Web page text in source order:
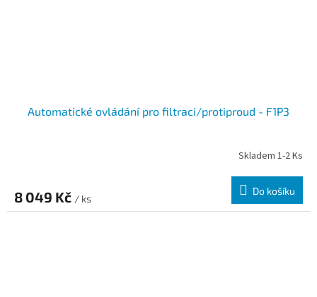
Automatické ovládání pro filtraci/protiproud - F1P3
Skladem 1-2 Ks
8 049 Kč / ks
Do košíku